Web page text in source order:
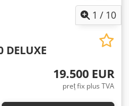
1 / 10
DELUXE
19.500 EUR
preț fix plus TVA